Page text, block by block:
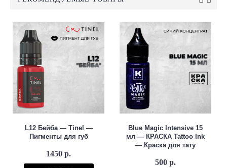
L12 Бейба — Tinel —
Пигменты для губ
1450 р.
Blue Magic Intensive 15
мл — КРАСКА Tattoo Ink
— Краска для тату
500 р.